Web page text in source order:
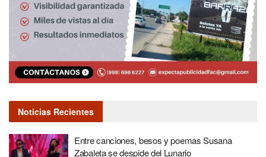
Noticias Recientes
Entre canciones, besos y poemas Susana
Zabaleta se despide del Lunario